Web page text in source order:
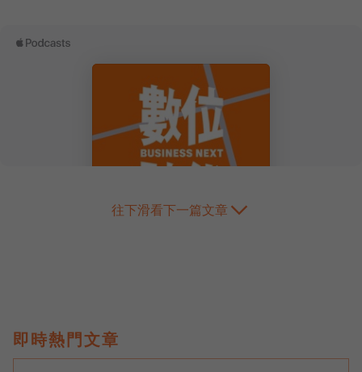
往下滑看下一篇文章
即時熱門文章